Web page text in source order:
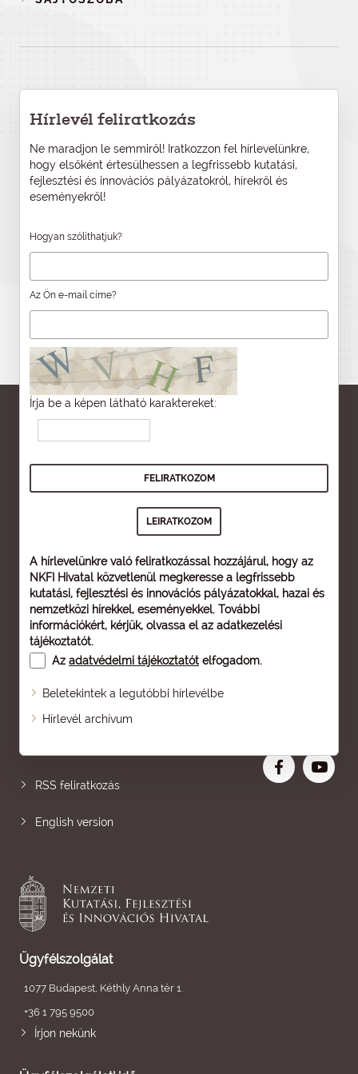
Hírlevél feliratkozás
Ne maradjon le semmiről! Iratkozzon fel hírlevelünkre,
hogy elsőként értesülhessen a legfrissebb kutatási,
fejlesztési és innovációs pályázatokról, hírekről és
eseményekről!
Hogyan szólíthatjuk?
Az Ön e-mail címe?
Írja be a képen látható karaktereket:
A hírlevelünkre való feliratkozással hozzájárul, hogy az
NKFI Hivatal közvetlenül megkeresse a legfrissebb
kutatási, fejlesztési és innovációs pályázatokkal, hazai és
nemzetközi hírekkel, eseményekkel. További
információkért, kérjük, olvassa el az adatkezelési
tájékoztatót.
Az adatvédelmi tájékoztatót elfogadom.
Beletekintek a legutóbbi hírlevélbe
Hírlevél archívum
Oldaltérkép
RSS feliratkozás
English version
Ügyfélszolgálat
1077 Budapest, Kéthly Anna tér 1.
+36 1 795 9500
Írjon nekünk